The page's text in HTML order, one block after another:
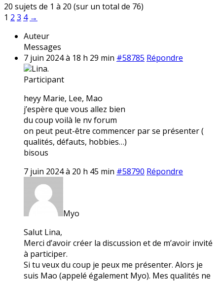
20 sujets de 1 à 20 (sur un total de 76)
1 2 3 4 →
Auteur
Messages
7 juin 2024 à 18 h 29 min #58785 Répondre
Lina.
Participant
heyy Marie, Lee, Mao
j’espère que vous allez bien
du coup voilà le nv forum
on peut peut-être commencer par se présenter (
qualités, défauts, hobbies…)
bisous
7 juin 2024 à 20 h 45 min #58790 Répondre
Myo
Salut Lina,
Merci d’avoir créer la discussion et de m’avoir invité
à participer.
Si tu veux du coup je peux me présenter. Alors je
suis Mao (appelé également Myo). Mes qualités ne